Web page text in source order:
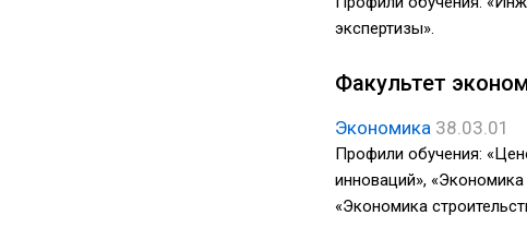
экспертизы».
Факультет
Экономика 38.03.01
Профили обучения:
инноваций»,
«Экономика